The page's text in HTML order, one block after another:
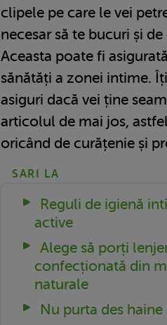
clipele pe care le vei
necesar să te bucuri și
Aceasta poate fi
sănătăți a zonei intime.
asiguri dacă vei ține
articolul de mai jos,
oricând de curățenie și
SARI LA
Reguli de igienă
active
Alege să porți
confecționată din
naturale
Nu purta des